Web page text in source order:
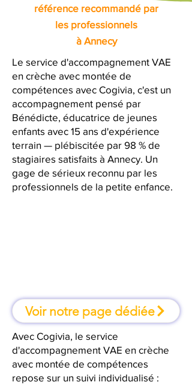
référence recommandé par
les professionnels
à Annecy
Le service d'accompagnement VAE
en crèche avec montée de
compétences avec Cogivia, c'est un
accompagnement pensé par
Bénédicte, éducatrice de jeunes
enfants avec 15 ans d'expérience
terrain — plébiscitée par 98 % de
stagiaires satisfaits à Annecy. Un
gage de sérieux reconnu par les
professionnels de la petite enfance.
Voir notre page dédiée
Avec Cogivia, le service
d'accompagnement VAE en crèche
avec montée de compétences
repose sur un suivi individualisé :